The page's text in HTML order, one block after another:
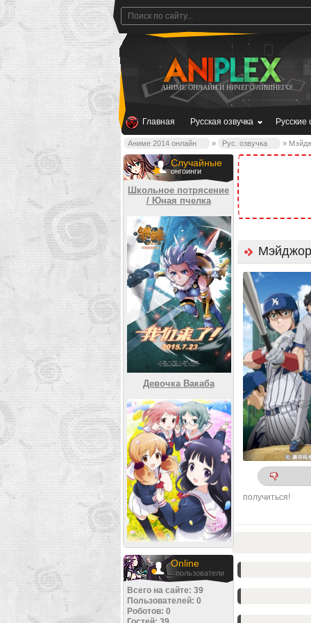
АНИМЕ ОНЛАЙН И НИЧЕГО ЛИШНЕГО!
Главная Русская озвучка Русские
Аниме 2014 онлайн » Рус. озвучка »
Случайные
онгоинги
Школьное потрясение
/ Юная пчелка
Девочка Вакаба
Online
пользователи
Всего на сайте: 39
Пользователей: 0
Роботов: 0
получиться!